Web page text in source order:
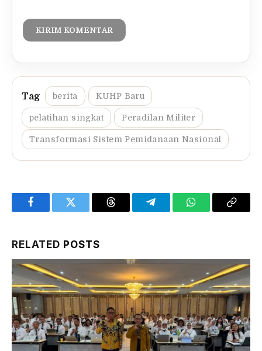
berita KUHP Baru
pelatihan singkat Peradilan Militer
Transformasi Sistem Pemidanaan Nasional
FacebookTwitter Threads TelegramWhatsAppCopy
RELATED POSTS